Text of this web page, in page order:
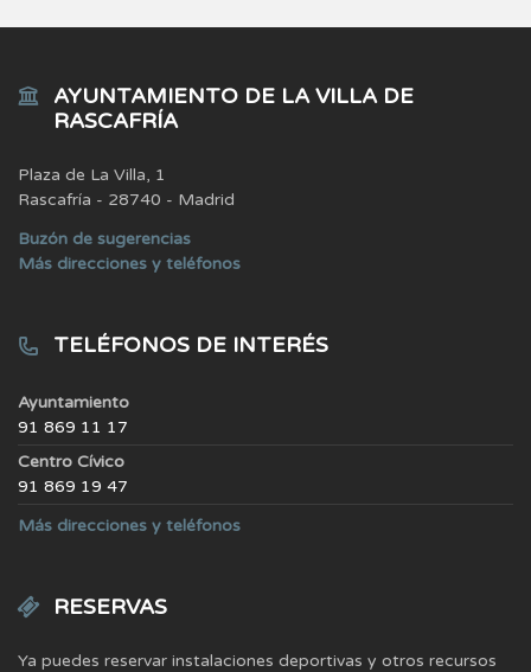
AYUNTAMIENTO DE LA VILLA DE
RASCAFRÍA
Plaza de La Villa, 1
Rascafría - 28740 - Madrid
Buzón de sugerencias
Más direcciones y teléfonos
TELÉFONOS DE INTERÉS
Ayuntamiento
91 869 11 17
Centro Cívico
91 869 19 47
Más direcciones y teléfonos
RESERVAS
Ya puedes reservar instalaciones deportivas y otros recursos